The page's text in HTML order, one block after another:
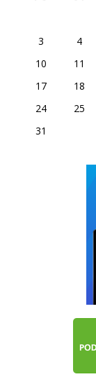
3
4
10
11
17
18
24
25
31